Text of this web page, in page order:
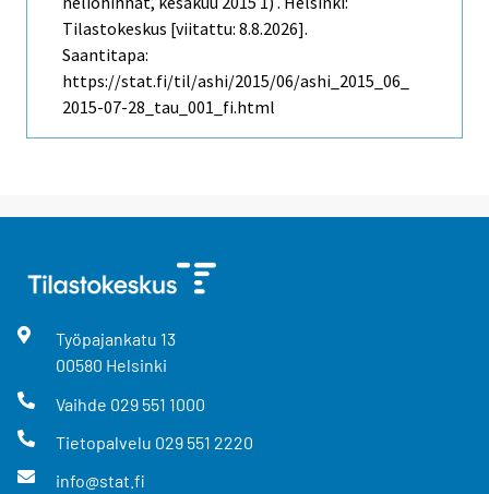
Tilastokeskus [viitattu: 8.8.2026].
Saantitapa:
https://stat.fi/til/ashi/2015/06/ashi_2015_06_
2015-07-28_tau_001_fi.html
Työpajankatu 13
00580 Helsinki
Vaihde 029 551 1000
Tietopalvelu 029 551 2220
info@stat.fi